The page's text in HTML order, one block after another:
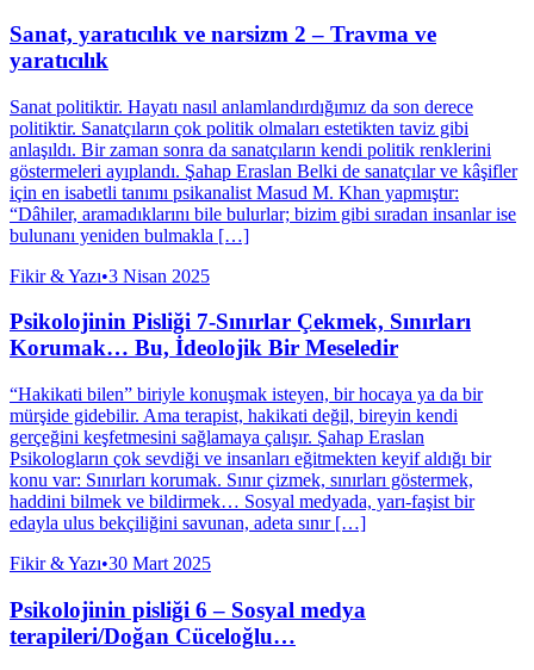
Sanat, yaratıcılık ve narsizm 2 – Travma ve
yaratıcılık
Sanat politiktir. Hayatı nasıl anlamlandırdığımız da son derece
politiktir. Sanatçıların çok politik olmaları estetikten taviz gibi
anlaşıldı. Bir zaman sonra da sanatçıların kendi politik renklerini
göstermeleri ayıplandı. Şahap Eraslan Belki de sanatçılar ve kâşifler
için en isabetli tanımı psikanalist Masud M. Khan yapmıştır:
“Dâhiler, aramadıklarını bile bulurlar; bizim gibi sıradan insanlar ise
bulunanı yeniden bulmakla […]
Fikir & Yazı•3 Nisan 2025
Psikolojinin Pisliği 7-Sınırlar Çekmek, Sınırları
Korumak… Bu, İdeolojik Bir Meseledir
“Hakikati bilen” biriyle konuşmak isteyen, bir hocaya ya da bir
mürşide gidebilir. Ama terapist, hakikati değil, bireyin kendi
gerçeğini keşfetmesini sağlamaya çalışır. Şahap Eraslan
Psikologların çok sevdiği ve insanları eğitmekten keyif aldığı bir
konu var: Sınırları korumak. Sınır çizmek, sınırları göstermek,
haddini bilmek ve bildirmek… Sosyal medyada, yarı-faşist bir
edayla ulus bekçiliğini savunan, adeta sınır […]
Fikir & Yazı•30 Mart 2025
Psikolojinin pisliği 6 – Sosyal medya
terapileri/Doğan Cüceloğlu…